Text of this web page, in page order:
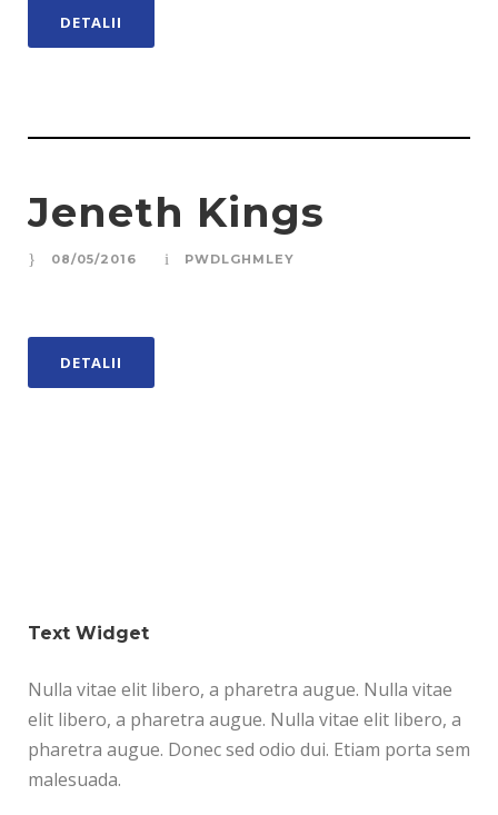
DETALII
Jeneth Kings
08/05/2016 PWDLGHMLEY
DETALII
Text Widget
Nulla vitae elit libero, a pharetra augue. Nulla vitae
elit libero, a pharetra augue. Nulla vitae elit libero, a
pharetra augue. Donec sed odio dui. Etiam porta sem
malesuada.